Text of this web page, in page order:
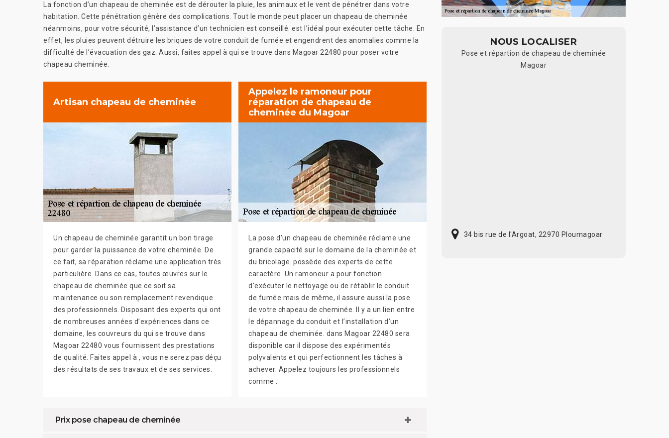
La fonction d’un chapeau de cheminée est de dérouter la pluie, les animaux et le vent de pénétrer dans votre
habitation. Cette pénétration génère des complications. Tout le monde peut placer un chapeau de cheminée
néanmoins, pour votre sécurité, l’assistance d’un technicien est conseillé. est l’idéal pour exécuter cette tâche. En
effet, les pluies peuvent détruire les briques de votre conduit de fumée et engendrent des anomalies comme la
difficulté de l’évacuation des gaz. Aussi, faites appel à qui se trouve dans Magoar 22480 pour poser votre
chapeau cheminée.
Artisan chapeau de cheminée
Un chapeau de cheminée garantit un bon tirage
pour garder la puissance de votre cheminée. De
ce fait, sa réparation réclame une application très
particulière. Dans ce cas, toutes œuvres sur le
chapeau de cheminée que ce soit sa
maintenance ou son remplacement revendique
des professionnels. Disposant des experts qui ont
de nombreuses années d’expériences dans ce
domaine, les couvreurs du qui se trouve dans
Magoar 22480 vous fournissent des prestations
de qualité. Faites appel à , vous ne serez pas déçu
des résultats de ses travaux et de ses services.
Appelez le ramoneur pour
réparation de chapeau de
cheminée du Magoar
La pose d’un chapeau de cheminée réclame une
grande capacité sur le domaine de la cheminée et
du bricolage. possède des experts de cette
caractère. Un ramoneur a pour fonction
d’exécuter le nettoyage ou de rétablir le conduit
de fumée mais de même, il assure aussi la pose
de votre chapeau de cheminée. Il y a un lien entre
le dépannage du conduit et l’installation d’un
chapeau de cheminée. dans Magoar 22480 sera
disponible car il dispose des expérimentés
polyvalents et qui perfectionnent les tâches à
achever. Appelez toujours les professionnels
comme .
Prix pose chapeau de cheminée
NOUS LOCALISER
Pose et répartion de chapeau de cheminée
Magoar
34 bis rue de l'Argoat, 22970 Ploumagoar